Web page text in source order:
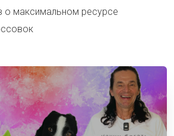
о максимальном ресурсе